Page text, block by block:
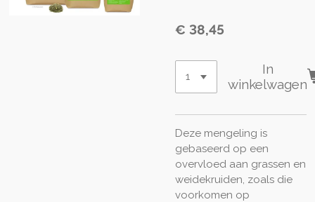
€ 38,45
In
winkelwagen
Deze mengeling is
gebaseerd op een
overvloed aan grassen en
weidekruiden, zoals die
voorkomen op